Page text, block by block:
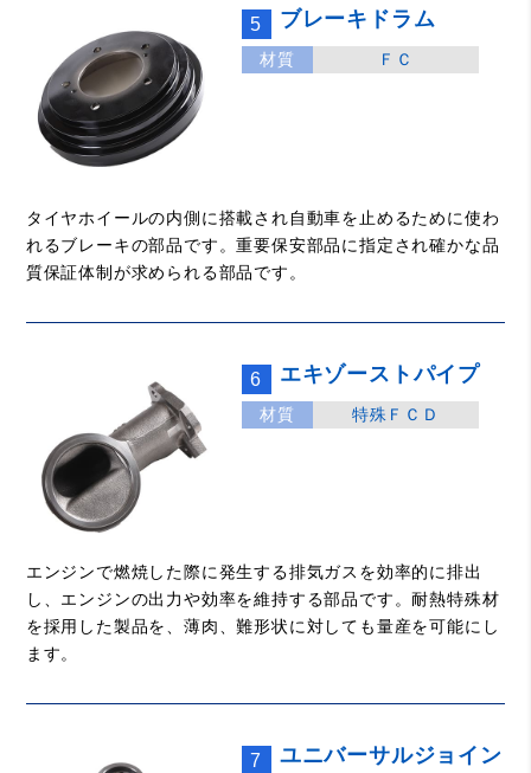
5 ブレーキドラム
材質 ＦＣ
タイヤホイールの内側に搭載され自動車を止めるために使わ
れるブレーキの部品です。重要保安部品に指定され確かな品
質保証体制が求められる部品です。
6 エキゾーストパイプ
材質 特殊ＦＣＤ
エンジンで燃焼した際に発生する排気ガスを効率的に排出
し、エンジンの出力や効率を維持する部品です。耐熱特殊材
を採用した製品を、薄肉、難形状に対しても量産を可能にし
ます。
7
ユニバーサルジョイン